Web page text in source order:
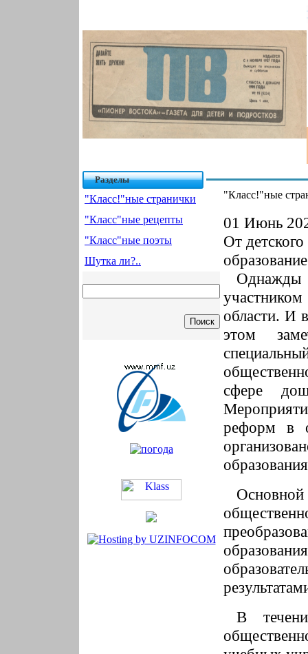
Разделы
"Класс!"ные странички
"Класс"ные рецепты
"Класс"ные поэты
Шутка ли?..
"Класс!"ные
01 Июнь
От
Однажды
области. И
этом
сфере
реформ в
В